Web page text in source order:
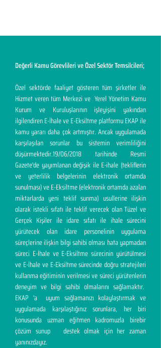
Değerli Kamu Görevlileri ve Özel Sektör Temsilcileri;
Özel sektörde faaliyet gösteren tüm şirketler ile
Hizmet veren tüm Merkezi ve Yerel Yönetim Kamu
Kurum ve Kuruluşlarının işleyişini yakından
ilgilendiren E-İhale ve E-Eksiltme platformu EKAP ile
kamu yararı daha çok artmıştır. Ancak uygulamada
karşılaşılan sorunlar bu sistemin verimliliğini
düşürmektedir.19/06/2018 tarihinde Resmi
Gazete'de yayımlanan değişik ile E-ihale (tekliflerin
ve yeterlilik belgelerinin elektronik ortamda
sunulması) ve E-Eksiltme (elektronik ortamda azalan
miktarlarda yeni teklif sunma) usullerine ilişkin
olarak istekli sıfatı ile teklif verecek olan Tüzel ve
Gerçek Kişiler ile idare sıfatı ile ihale sürecini
yürütecek olan idare personelinin uygulama
süreçlerine ilişkin bilgi sahibi olması hata yapmadan
süreci E-İhale ve E-Eksiltme sürecinin yürütülmesi
ve E-İhale ve E-Eksiltme sürecinde doğru stratejileri
kullanma eğitiminin verilmesi ve süreci yürütenlerin
deneyim ve bilgi sahibi olmalarını sağlamaktır.
EKAP 'a uyum sağlamanızı kolaylaştırmak ve
uygulamada karşılaştığınız sorunlara, her biri
konusunda uzman eğitmen kadromuzla birebir
çözüm sunup destek olmak için her zaman
yanınızdayız.